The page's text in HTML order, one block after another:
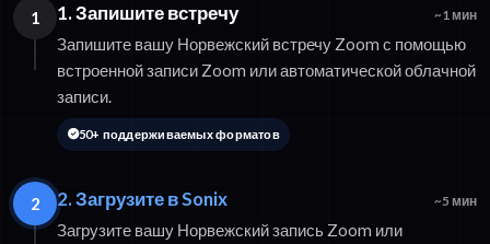
1 1. Запишите встречу ~1 мин
Запишите вашу Норвежский встречу Zoom с помощью
встроенной записи Zoom или автоматической облачной
записи.
50+ поддерживаемых форматов
2 2. Загрузите в Sonix ~5 мин
Загрузите вашу Норвежский запись Zoom или